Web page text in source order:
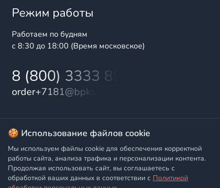
Режим работы
Работаем по будням
с 8:30 до 18:00 (Время московское)
8 (800) 3333 899
order+7181@bpks.ru
© 2025 БалтПромКомплект — комплексные поставки
высококачественной продукции промышленного и
бытового назначения
Политика конфиденциальности,Согласие на обработку
🍪 Использование файлов cookie
Мы используем файлы cookie для обеспечения корректной
работы сайта, анализа трафика и персонализации контента.
Продолжая использовать сайт, вы соглашаетесь с
обработкой ваших данных в соответствии с Политикой